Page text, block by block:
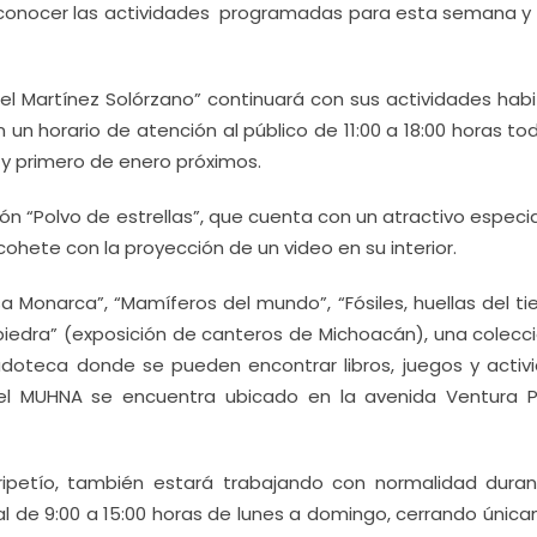
las actividades programadas para esta semana y
Martínez Solórzano” continuará con sus actividades
horario de atención al público de 11:00 a 18:00 horas
primero de enero próximos.
“Polvo de estrellas”, que cuenta con un atractivo
con la proyección de un video en su interior.
“Mamíferos del mundo”, “Fósiles, huellas del
(exposición de canteros de Michoacán), una
donde se pueden encontrar libros, juegos y
se encuentra ubicado en la avenida Ventura
también estará trabajando con normalidad
9:00 a 15:00 horas de lunes a domingo, cerrando